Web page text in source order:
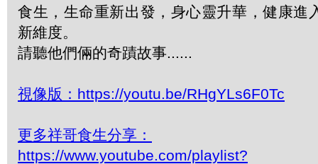
食生，生命重新出發，身心靈升華，健康進
新維度。
請聽他們倆的奇蹟故事......
視像版：https://youtu.be/RHgYLs6F0Tc
更多祥哥食生分享：
https://www.youtube.com/playlist?